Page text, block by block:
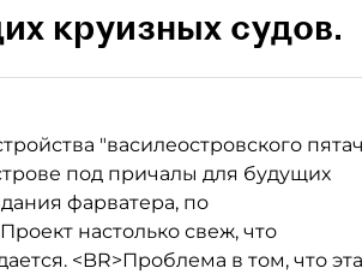
круизных судов.
"василеостровского
под причалы для будущих
фарватера, по
настолько свеж, что
<BR>Проблема в том, что эта